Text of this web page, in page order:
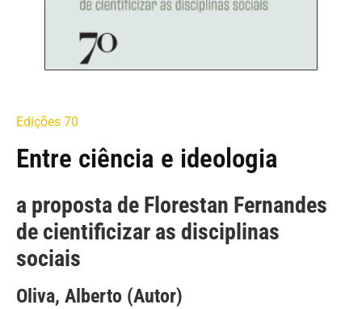
Edições 70
Entre ciência e ideologia
a proposta de Florestan Fernandes
de cientificizar as disciplinas
sociais
Oliva, Alberto (Autor)